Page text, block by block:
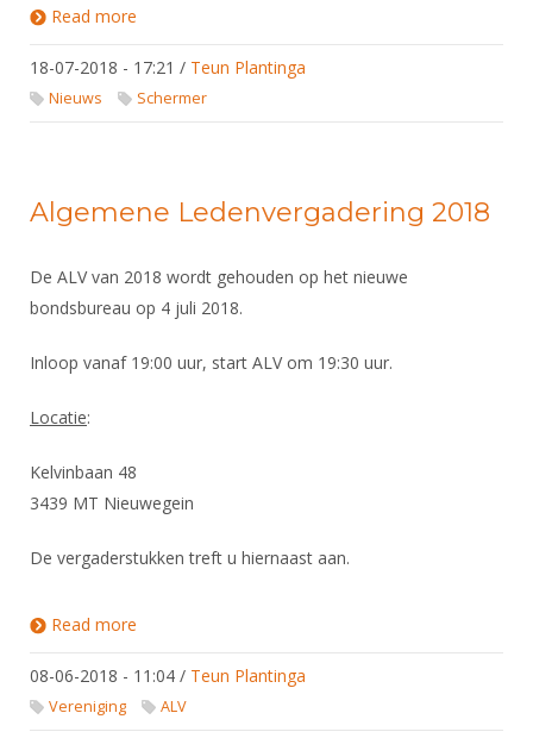
Historie
Ereleden
Vacatures
Medewerkers
Samenwerking
Formulieren
Alle Verenigingen
Nieuws
Verenigingsondersteuning
Witte Vlekkenplan
Reglementen
Schermpaspoort
Wedstrijdkalender
Veteranenwedstrijden
Wedstrijdorganisatie
Aanvragen van scheidsrechters
Scheidsrechterslijst
Import inschrijvingen uit Nahouw
Verwerk wedstrijduitslagen
Talentontwikkeling
Atletencommissie
Internationale aanmeldingen
Nationale opleidingen
Internationale opleidingen
Leraar
Voor scheidsrechters
Nieuws
Scheidsrechterslijst
Bibliotheek
ALV
Touché
Read more
18-07-2018 - 17:21 / Teun Plantinga
Nieuws Schermer
Algemene Ledenvergadering 2018
De ALV van 2018 wordt gehouden op het nieuwe
bondsbureau op 4 juli 2018.
Inloop vanaf 19:00 uur, start ALV om 19:30 uur.
Locatie:
Kelvinbaan 48
3439 MT Nieuwegein
De vergaderstukken treft u hiernaast aan.
Read more
08-06-2018 - 11:04 / Teun Plantinga
Vereniging ALV